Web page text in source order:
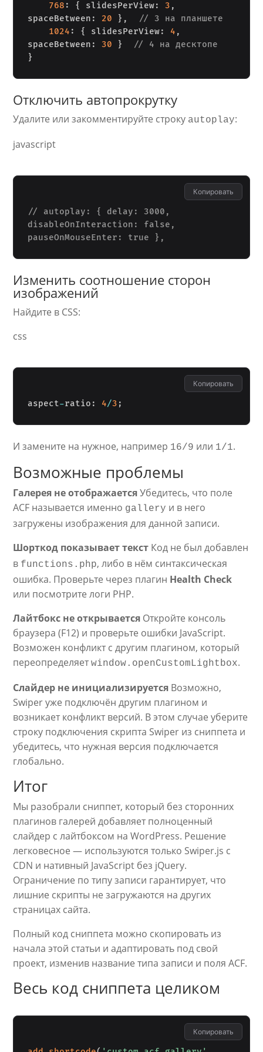
768 : { slidesPerView: 3 ,
spaceBetween : 20 } ,
// 3 на планшете
1024 : { slidesPerView: 4 ,
spaceBetween : 30 }
// 4 на десктопе
}
Отключить автопрокрутку
Удалите или закомментируйте строку autoplay:
javascript
// autoplay: { delay: 3000,
disableOnInteraction: false,
pauseOnMouseEnter: true },
Копировать
Изменить соотношение сторон
изображений
Найдите в CSS:
css
aspect-ratio : 4/3 ;
Копировать
И замените на нужное, например 16/9 или 1/1.
Возможные проблемы
Галерея не отображаетсяУбедитесь, что поле
ACF называется именно gallery и в него
загружены изображения для данной записи.
Шорткод показывает текст Код не был добавлен
в functions.php, либо в нём синтаксическая
ошибка. Проверьте через плагин Health Check
или посмотрите логи PHP.
Лайтбокс не открывается Откройте консоль
браузера (F12) и проверьте ошибки JavaScript.
Возможен конфликт с другим плагином, который
переопределяетwindow.openCustomLightbox.
Слайдер не инициализируется Возможно,
Swiper уже подключён другим плагином и
возникает конфликт версий. В этом случае уберите
строку подключения скрипта Swiper из сниппета и
убедитесь, что нужная версия подключается
глобально.
Итог
Мы разобрали сниппет, который без сторонних
плагинов галерей добавляет полноценный
слайдер с лайтбоксом на WordPress. Решение
легковесное — используются только Swiper.js с
CDN и нативный JavaScript без jQuery.
Ограничение по типу записи гарантирует, что
лишние скрипты не загружаются на других
страницах сайта.
Полный код сниппета можно скопировать из
начала этой статьи и адаптировать под свой
проект, изменив название типа записи и поля ACF.
Весь код сниппета целиком
Копировать